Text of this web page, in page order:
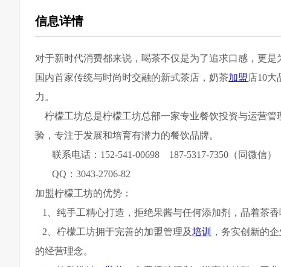
信息详情
对于新时代消费都来说，喝茶不仅是为了追求口感，更
国内首家传统与时尚时交融的新式茶店，奶茶加盟店10
力。
柠檬工坊总是柠檬工坊总部一家专业餐饮投资与运营
验，专注于发展和培育有潜力的餐饮品牌。
联系电话：152-541-00698 187-5317-7350（同微信）
QQ：3043-2706-82
加盟柠檬工坊的优势：
1、纯手工精心打造，拒绝果酱与任何添加剂，品着茶香
2、柠檬工坊拥于完善的加盟管理及培训
，务实创新的
的经营理念。